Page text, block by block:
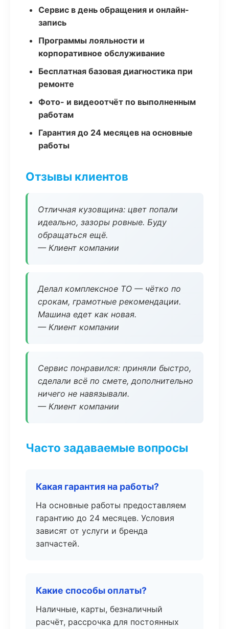
Сервис в день обращения и онлайн-
запись
Программы лояльности и
корпоративное обслуживание
Бесплатная базовая диагностика при
ремонте
Фото- и видеоотчёт по выполненным
работам
Гарантия до 24 месяцев на основные
работы
Отзывы клиентов
Отличная кузовщина: цвет попали
идеально, зазоры ровные. Буду
обращаться ещё.
— Клиент компании
Делал комплексное ТО — чётко по
срокам, грамотные рекомендации.
Машина едет как новая.
— Клиент компании
Сервис понравился: приняли быстро,
сделали всё по смете, дополнительно
ничего не навязывали.
— Клиент компании
Часто задаваемые вопросы
Какая гарантия на работы?
На основные работы предоставляем
гарантию до 24 месяцев. Условия
зависят от услуги и бренда
запчастей.
Какие способы оплаты?
Наличные, карты, безналичный
расчёт, рассрочка для постоянных